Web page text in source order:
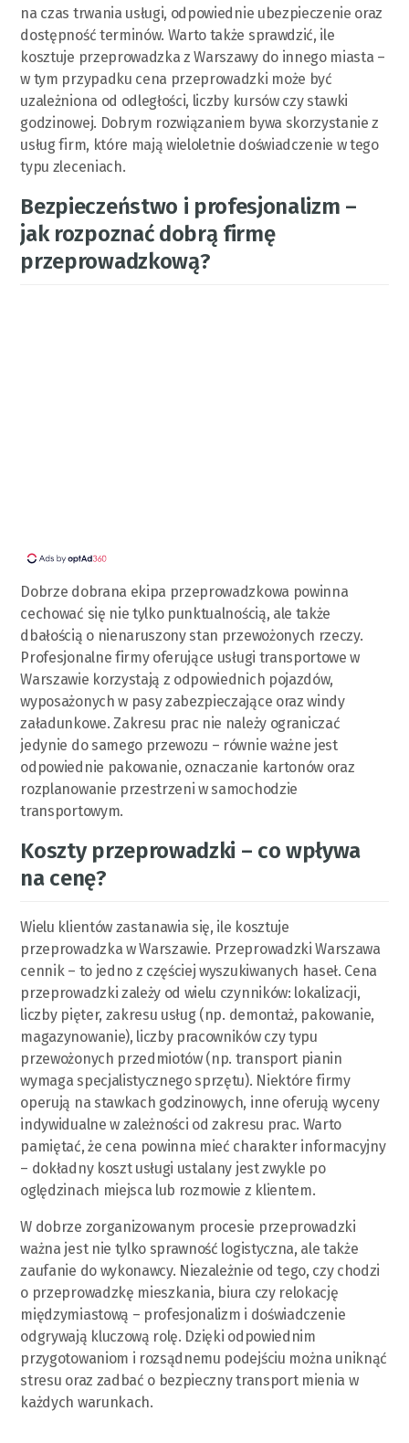
na czas trwania usługi, odpowiednie ubezpieczenie oraz
dostępność terminów. Warto także sprawdzić, ile
kosztuje przeprowadzka z Warszawy do innego miasta –
w tym przypadku cena przeprowadzki może być
uzależniona od odległości, liczby kursów czy stawki
godzinowej. Dobrym rozwiązaniem bywa skorzystanie z
usług firm, które mają wieloletnie doświadczenie w tego
typu zleceniach.
Bezpieczeństwo i profesjonalizm –
jak rozpoznać dobrą firmę
przeprowadzkową?
Dobrze dobrana ekipa przeprowadzkowa powinna
cechować się nie tylko punktualnością, ale także
dbałością o nienaruszony stan przewożonych rzeczy.
Profesjonalne firmy oferujące usługi transportowe w
Warszawie korzystają z odpowiednich pojazdów,
wyposażonych w pasy zabezpieczające oraz windy
załadunkowe. Zakresu prac nie należy ograniczać
jedynie do samego przewozu – równie ważne jest
odpowiednie pakowanie, oznaczanie kartonów oraz
rozplanowanie przestrzeni w samochodzie
transportowym.
Koszty przeprowadzki – co wpływa
na cenę?
Wielu klientów zastanawia się, ile kosztuje
przeprowadzka w Warszawie. Przeprowadzki Warszawa
cennik – to jedno z częściej wyszukiwanych haseł. Cena
przeprowadzki zależy od wielu czynników: lokalizacji,
liczby pięter, zakresu usług (np. demontaż, pakowanie,
magazynowanie), liczby pracowników czy typu
przewożonych przedmiotów (np. transport pianin
wymaga specjalistycznego sprzętu). Niektóre firmy
operują na stawkach godzinowych, inne oferują wyceny
indywidualne w zależności od zakresu prac. Warto
pamiętać, że cena powinna mieć charakter informacyjny
– dokładny koszt usługi ustalany jest zwykle po
oględzinach miejsca lub rozmowie z klientem.
W dobrze zorganizowanym procesie przeprowadzki
ważna jest nie tylko sprawność logistyczna, ale także
zaufanie do wykonawcy. Niezależnie od tego, czy chodzi
o przeprowadzkę mieszkania, biura czy relokację
międzymiastową – profesjonalizm i doświadczenie
odgrywają kluczową rolę. Dzięki odpowiednim
przygotowaniom i rozsądnemu podejściu można uniknąć
stresu oraz zadbać o bezpieczny transport mienia w
każdych warunkach.